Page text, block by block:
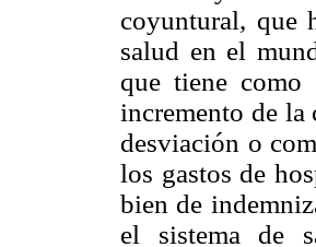
coyuntural, que
salud en el
que tiene como
incremento de la
desviación o
los gastos de
bien de
el sistema de